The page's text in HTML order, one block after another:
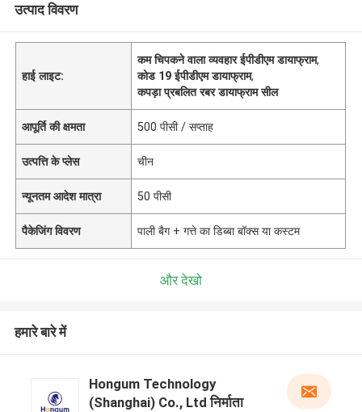
उत्पाद विवरण
हाई लाइट:
कम चिपकने वाला व्यवहार ईपीडीएम डायाफ्राम,
कोड 19 ईपीडीएम डायाफ्राम,
कपड़ा प्रबलित रबर डायाफ्राम सील
आपूर्ति की क्षमता 500 पीसी / सप्ताह
उत्पत्ति के प्लेस चीन
न्यूनतम आदेश मात्रा 50 पीसी
पैकेजिंग विवरण पाली बैग + गत्ते का डिब्बा बॉक्स या कस्टम
और देखो
हमारे बारे में
Hongum Technology
(Shanghai) Co., Ltd निर्माता